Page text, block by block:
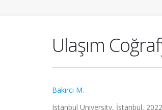
Ulaşım
Bakırcı M.
Istanbul University, İstanbul, 2022